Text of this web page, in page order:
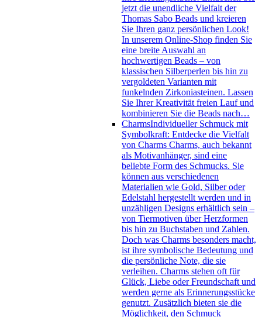
jetzt die unendliche Vielfalt der
Thomas Sabo Beads und kreieren
Sie Ihren ganz persönlichen Look!
In unserem Online-Shop finden Sie
eine breite Auswahl an
hochwertigen Beads – von
klassischen Silberperlen bis hin zu
vergoldeten Varianten mit
funkelnden Zirkoniasteinen. Lassen
Sie Ihrer Kreativität freien Lauf und
kombinieren Sie die Beads nach…
CharmsIndividueller Schmuck mit
Symbolkraft: Entdecke die Vielfalt
von Charms Charms, auch bekannt
als Motivanhänger, sind eine
beliebte Form des Schmucks. Sie
können aus verschiedenen
Materialien wie Gold, Silber oder
Edelstahl hergestellt werden und in
unzähligen Designs erhältlich sein –
von Tiermotiven über Herzformen
bis hin zu Buchstaben und Zahlen.
Doch was Charms besonders macht,
ist ihre symbolische Bedeutung und
die persönliche Note, die sie
verleihen. Charms stehen oft für
Glück, Liebe oder Freundschaft und
werden gerne als Erinnerungsstücke
genutzt. Zusätzlich bieten sie die
Möglichkeit, den Schmuck